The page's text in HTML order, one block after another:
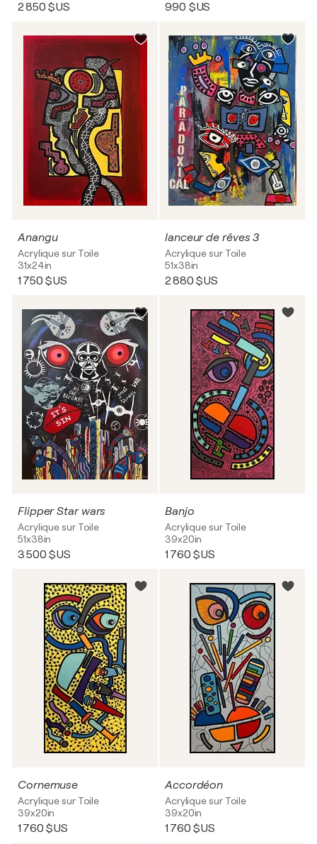
2 850 $US 990 $US
Anangu
Acrylique sur Toile
31x24in
1 750 $US
lanceur de rêves 3
Acrylique sur Toile
51x38in
2 880 $US
Flipper Star wars
Acrylique sur Toile
51x38in
3 500 $US
Banjo
Acrylique sur Toile
39x20in
1 760 $US
Cornemuse
Acrylique sur Toile
39x20in
1 760 $US
Accordéon
Acrylique sur Toile
39x20in
1 760 $US